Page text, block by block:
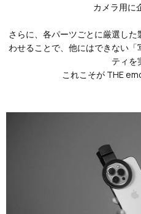
カメラ用に
さらに、各パーツごとに厳選し
わせることで、他にはできない
ティを
これこそが THE